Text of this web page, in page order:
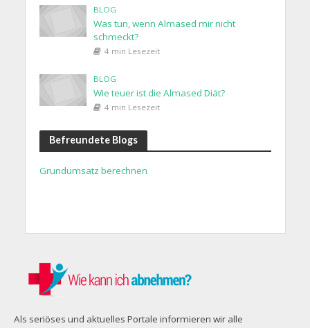
BLOG
Was tun, wenn Almased mir nicht
schmeckt?
4 min Lesezeit
BLOG
Wie teuer ist die Almased Diät?
4 min Lesezeit
Befreundete Blogs
Grundumsatz berechnen
Als seriöses und aktuelles Portale informieren wir alle